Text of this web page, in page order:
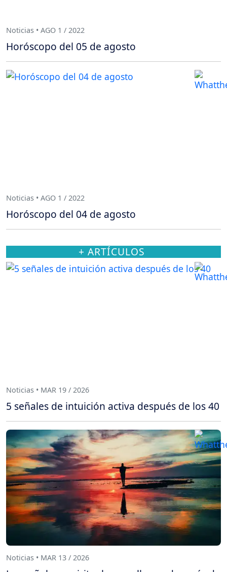
Noticias • AGO 1 / 2022
Horóscopo del 05 de agosto
Noticias • AGO 1 / 2022
Horóscopo del 04 de agosto
+ ARTÍCULOS
Noticias • MAR 19 / 2026
5 señales de intuición activa después de los 40
Noticias • MAR 13 / 2026